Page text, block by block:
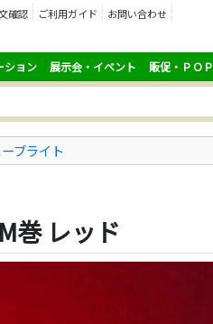
確認 ご利用ガイド
お問い合わせ
ション 展示会・イベント 販促・ＰＯＰ
ブライト
巻 レッド